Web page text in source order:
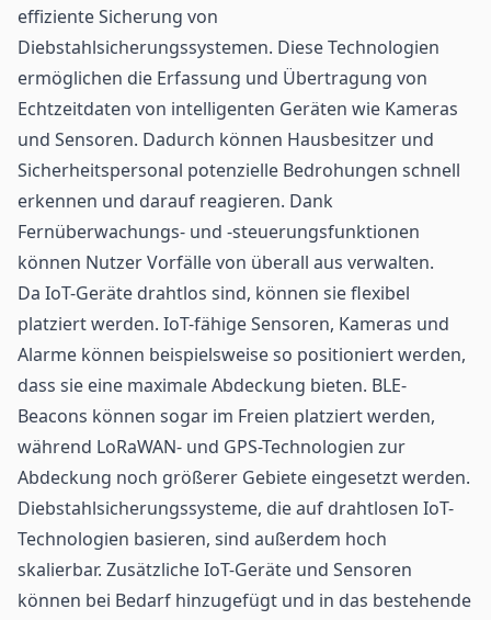
effiziente Sicherung von
Diebstahlsicherungssystemen. Diese Technologien
ermöglichen die Erfassung und Übertragung von
Echtzeitdaten von intelligenten Geräten wie Kameras
und Sensoren. Dadurch können Hausbesitzer und
Sicherheitspersonal potenzielle Bedrohungen schnell
erkennen und darauf reagieren. Dank
Fernüberwachungs- und -steuerungsfunktionen
können Nutzer Vorfälle von überall aus verwalten.
Da IoT-Geräte drahtlos sind, können sie flexibel
platziert werden. IoT-fähige Sensoren, Kameras und
Alarme können beispielsweise so positioniert werden,
dass sie eine maximale Abdeckung bieten. BLE-
Beacons können sogar im Freien platziert werden,
während LoRaWAN- und GPS-Technologien zur
Abdeckung noch größerer Gebiete eingesetzt werden.
Diebstahlsicherungssysteme, die auf drahtlosen IoT-
Technologien basieren, sind außerdem hoch
skalierbar. Zusätzliche IoT-Geräte und Sensoren
können bei Bedarf hinzugefügt und in das bestehende